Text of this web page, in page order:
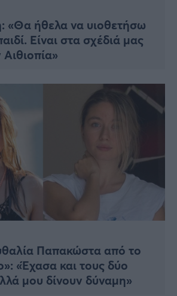
«Θα ήθελα να υιοθετήσω
Είναι στα σχέδιά μας
Παπακώστα από το
«Έχασα και τους δύο
μου δίνουν δύναμη»